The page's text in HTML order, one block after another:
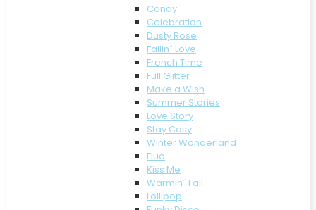
Candy
Celebration
Dusty Rose
Fallin´ Love
French Time
Full Glitter
Make a Wish
Summer Stories
Love Story
Stay Cosy
Winter Wonderland
Fluo
Kiss Me
Warmin´ Fall
Lollipop